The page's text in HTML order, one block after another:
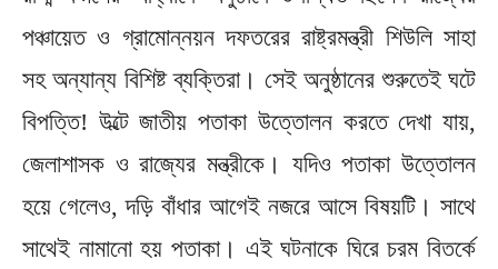
পঞ্চায়েত ও গ্রামোন্নয়ন দফতরের রাষ্ট্রমন্ত্রী শিউলি সাহা
সহ অন্যান্য বিশিষ্ট ব্যক্তিরা। সেই অনুষ্ঠানের শুরুতেই ঘটে
বিপত্তি! উল্টে জাতীয় পতাকা উত্তোলন করতে দেখা যায়,
জেলাশাসক ও রাজ্যের মন্ত্রীকে। যদিও পতাকা উত্তোলন
হয়ে গেলেও, দড়ি বাঁধার আগেই নজরে আসে বিষয়টি। সাথে
সাথেই নামানো হয় পতাকা। এই ঘটনাকে ঘিরে চরম বিতর্কে